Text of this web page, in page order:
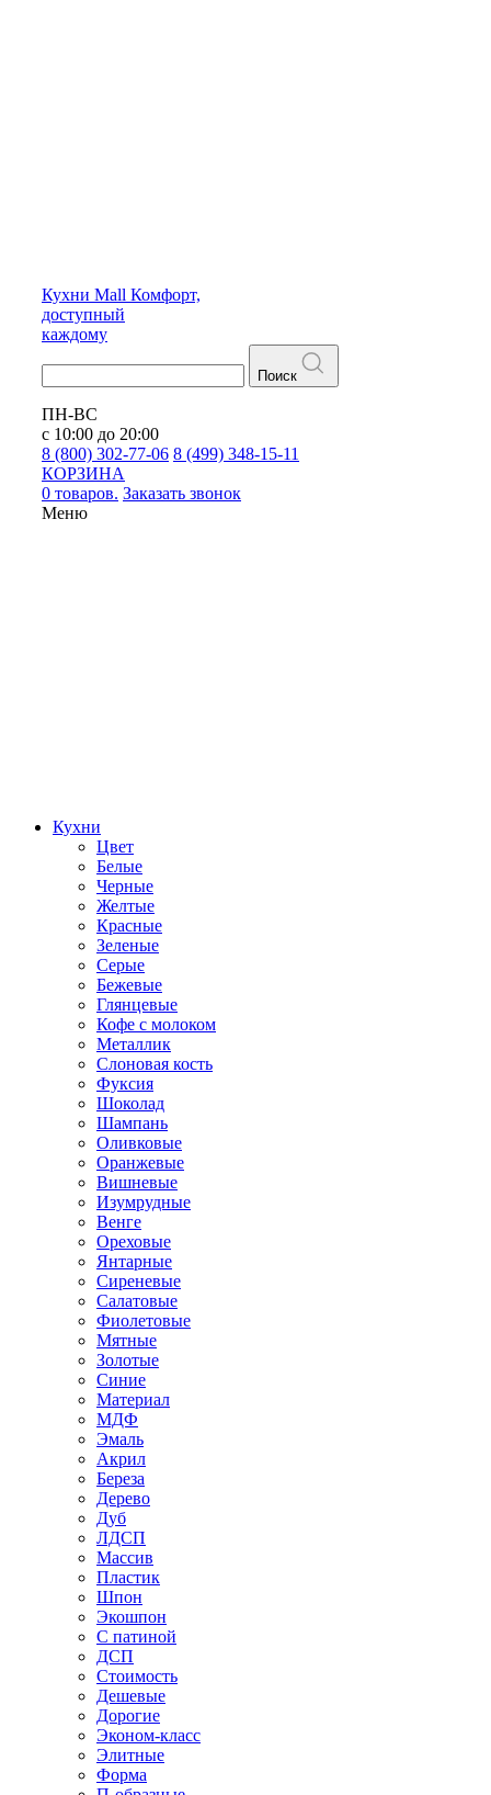
Кухни Mall Комфорт,
доступный
каждому
Поиск
ПН-ВС
с 10:00 до 20:00
8 (800) 302-77-06 8 (499) 348-15-11
КОРЗИНА
0 товаров. Заказать звонок
Меню
Кухни
Цвет
Белые
Черные
Желтые
Красные
Зеленые
Серые
Бежевые
Глянцевые
Кофе с молоком
Металлик
Слоновая кость
Фуксия
Шоколад
Шампань
Оливковые
Оранжевые
Вишневые
Изумрудные
Венге
Ореховые
Янтарные
Сиреневые
Салатовые
Фиолетовые
Мятные
Золотые
Синие
Материал
МДФ
Эмаль
Акрил
Береза
Дерево
Дуб
ЛДСП
Массив
Пластик
Шпон
Экошпон
С патиной
ДСП
Стоимость
Дешевые
Дорогие
Эконом-класс
Элитные
Форма